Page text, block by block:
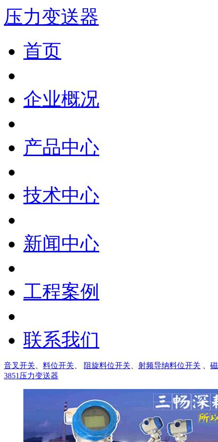
压力变送器
首页
企业概况
产品中心
技术中心
新闻中心
工程案例
联系我们
音叉开关 料位开关 阻旋料位开关 射频导纳料位开关
3851压力变送器